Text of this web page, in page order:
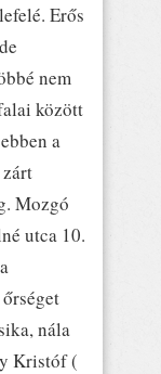
Erős
nem
között
a
Mozgó
utca 10.
nála
Kristóf (